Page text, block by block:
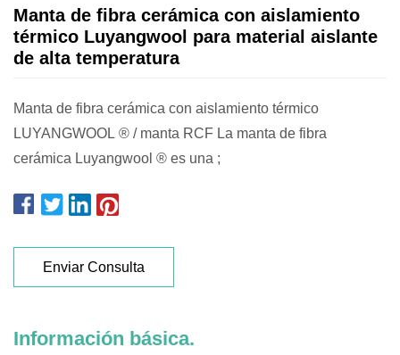
Manta de fibra cerámica con aislamiento
térmico Luyangwool para material aislante
de alta temperatura
Manta de fibra cerámica con aislamiento térmico
LUYANGWOOL ® / manta RCF La manta de fibra
cerámica Luyangwool ® es una ;
Enviar Consulta
Información básica.